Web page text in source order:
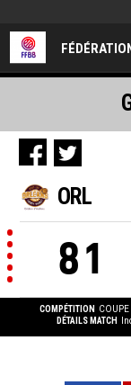
ORL
81
COMPÉTITION COUPE
DÉTAILS MATCH